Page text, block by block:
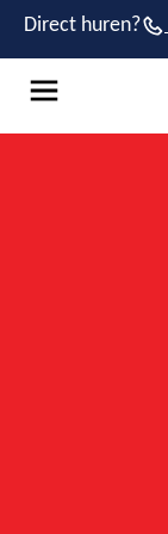
Direct huren?